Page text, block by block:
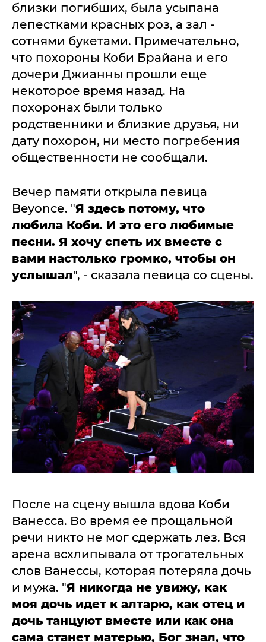
близки погибших, была усыпана
лепестками красных роз, а зал -
сотнями букетами. Примечательно,
что похороны Коби Брайана и его
дочери Джианны прошли еще
некоторое время назад. На
похоронах были только
родственники и близкие друзья, ни
дату похорон, ни место погребения
общественности не сообщали.
Вечер памяти открыла певица
Beyoncе. "Я здесь потому, что
любила Коби. И это его любимые
песни. Я хочу спеть их вместе с
вами настолько громко, чтобы он
услышал", - сказала певица со сцены.
После на сцену вышла вдова Коби
Ванесса. Во время ее прощальной
речи никто не мог сдержать лез. Вся
арена всхлипывала от трогательных
слов Ванессы, которая потеряла дочь
и мужа. "Я никогда не увижу, как
моя дочь идет к алтарю, как отец и
дочь танцуют вместе или как она
сама станет матерью, Бог знал, что